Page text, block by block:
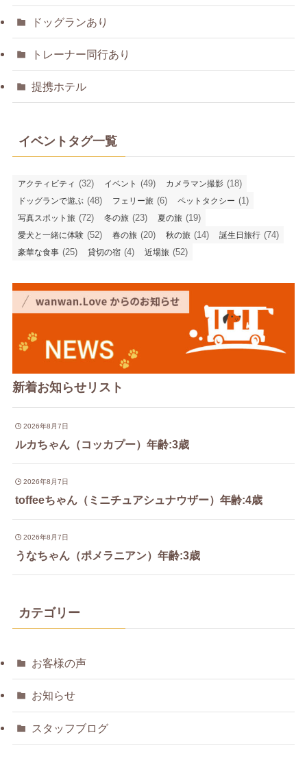
ドッグランあり
トレーナー同行あり
提携ホテル
イベントタグ一覧
アクティビティ (32) イベント (49) カメラマン撮影 (18)
ドッグランで遊ぶ (48) フェリー旅 (6) ペットタクシー (1)
写真スポット旅 (72) 冬の旅 (23) 夏の旅 (19)
愛犬と一緒に体験 (52) 春の旅 (20) 秋の旅 (14) 誕生日旅行 (74)
豪華な食事 (25) 貸切の宿 (4) 近場旅 (52)
新着お知らせリスト
2026年8月7日
ルカちゃん（コッカプー）年齢:3歳
2026年8月7日
toffeeちゃん（ミニチュアシュナウザー）年齢:4歳
2026年8月7日
うなちゃん（ポメラニアン）年齢:3歳
カテゴリー
お客様の声
お知らせ
スタッフブログ